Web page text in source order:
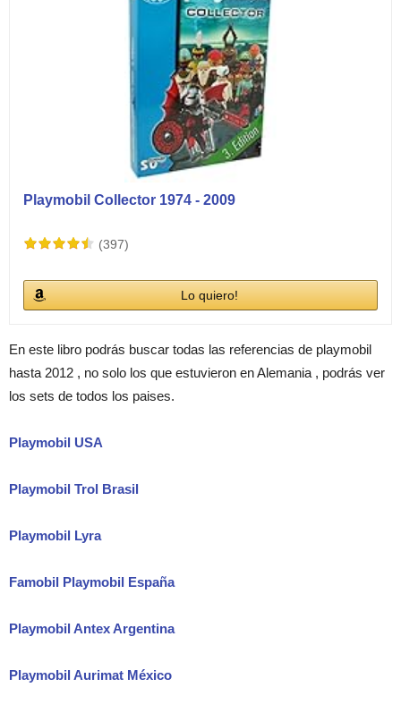
Playmobil Collector 1974 - 2009
(397)
Lo quiero!
En este libro podrás buscar todas las referencias de playmobil
hasta 2012 , no solo los que estuvieron en Alemania , podrás ver
los sets de todos los paises.
Playmobil USA
Playmobil Trol Brasil
Playmobil Lyra
Famobil Playmobil España
Playmobil Antex Argentina
Playmobil Aurimat México